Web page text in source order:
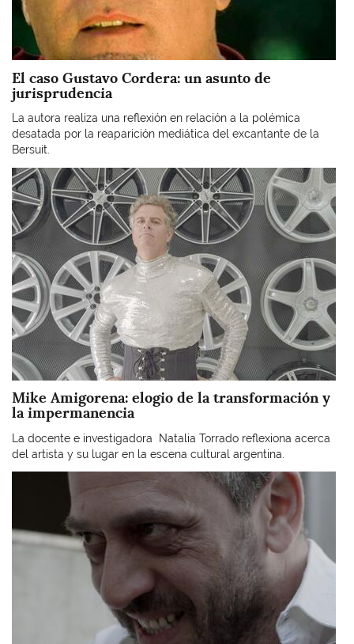
El caso Gustavo Cordera: un asunto de
jurisprudencia
La autora realiza una reflexión en relación a la polémica
desatada por la reaparición mediática del excantante de la
Bersuit.
Imagen
Mike Amigorena: elogio de la transformación y
la impermanencia
La docente e investigadora Natalia Torrado reflexiona acerca
del artista y su lugar en la escena cultural argentina.